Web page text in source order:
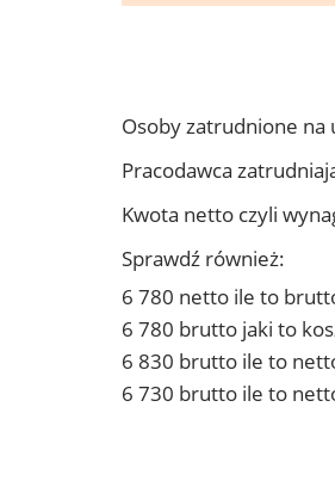
Osoby zatrudnione na
Pracodawca
Kwota netto czyli
Sprawdź również:
6 780 netto ile to
6 780 brutto jaki to
6 830 brutto ile to
6 730 brutto ile to